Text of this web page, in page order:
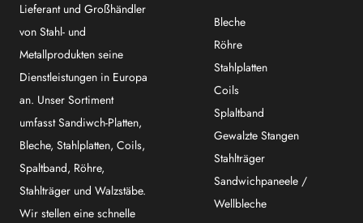
Lieferant und Großhändler
von Stahl- und
Metallprodukten seine
Dienstleistungen in Europa
an. Unser Sortiment
umfasst Sandiwch-Platten,
Bleche, Stahlplatten, Coils,
Spaltband, Röhre,
Stahlträger und Walzstäbe.
Wir stellen eine schnelle
Bleche
Röhre
Stahlplatten
Coils
Splaltband
Gewalzte Stangen
Stahlträger
Sandwichpaneele /
Wellbleche